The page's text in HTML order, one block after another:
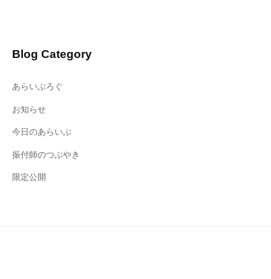
Blog Category
あらいぶろぐ
お知らせ
今日のあらいぶ
振付師のつぶやき
限定公開